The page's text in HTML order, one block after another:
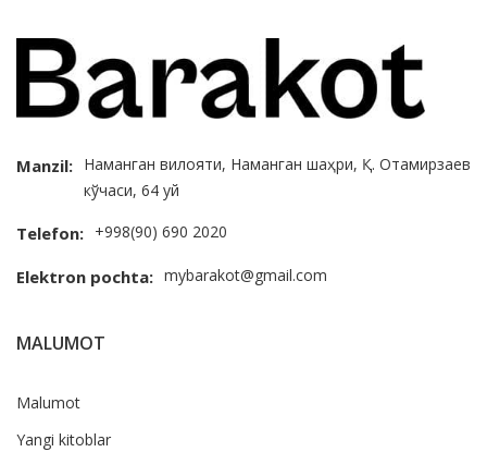
Manzil: Наманган вилояти, Наманган шаҳри, Қ. Отамирзаев
кўчаси, 64 уй
Telefon: +998(90) 690 2020
Elektron pochta: mybarakot@gmail.com
MALUMOT
Malumot
Yangi kitoblar